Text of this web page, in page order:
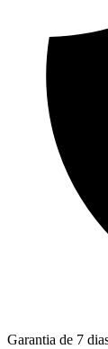
Garantia de 7